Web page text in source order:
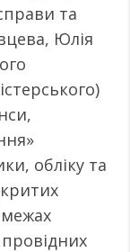
та
Юлія
обліку та
межах